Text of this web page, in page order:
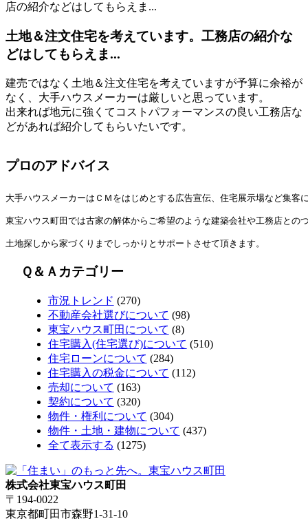
店の紹介などはしてもらえま...
土地＆注文住宅を考えています。工務店の紹介な
どはしてもらえま...
建売ではなく土地＆注文住宅を考えていますが予算に余裕が
なく、大手ハウスメーカーは厳しいと思っています。
出来れば地元に強くてコストパフォーマンスの良い工務店な
どがあれば紹介してもらいたいです。
プロのアドバイス
大手ハウスメーカーはＣＭをはじめとする広告宣伝、住宅展示場など集客
東宝ハウス町田では古家の解体からご希望のような建築会社や工務店との
土地探しから家づくりまでしっかりとサポートさせて頂きます。
Ｑ＆Ａカテゴリー
市況トレンド (270)
不動産会社選びについて (98)
東宝ハウス町田について (8)
住宅購入(住宅選び)について (510)
住宅ローンについて (284)
住宅購入の税金について (112)
売却について (163)
契約について (320)
物件・権利について (304)
物件・土地・建物について (437)
全て表示する (1275)
株式会社東宝ハウス町田
〒194-0022
東京都町田市森野1-31-10